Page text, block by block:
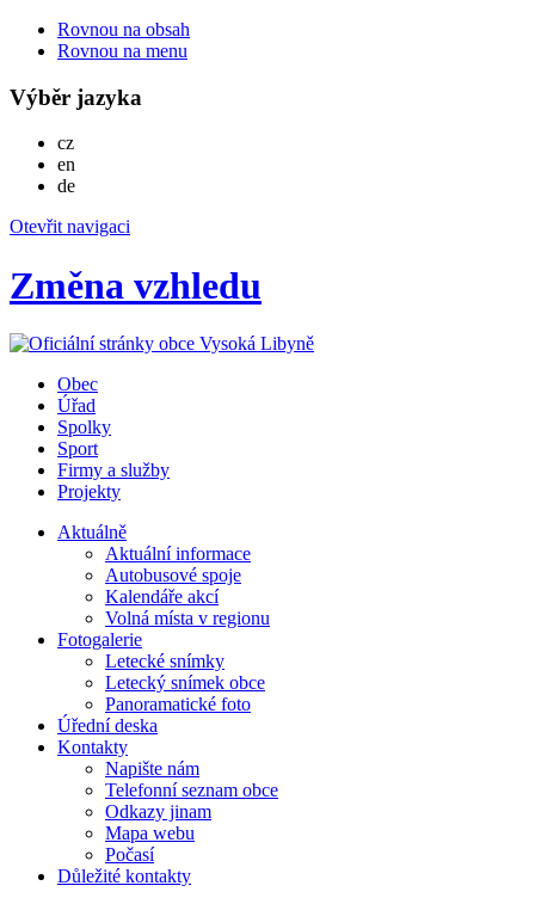
Rovnou na obsah
Rovnou na menu
Výběr jazyka
czČesky
en
deDeutsch
Otevřit navigaci
Změna vzhledu
Obec
Úřad
Spolky
Sport
Firmy a služby
Projekty
Aktuálně
Aktuální informace
Autobusové spoje
Kalendáře akcí
Volná místa v regionu
Fotogalerie
Letecké snímky
Letecký snímek obce
Panoramatické foto
Úřední deska
Kontakty
Napište nám
Telefonní seznam obce
Odkazy jinam
Mapa webu
Počasí
Důležité kontakty